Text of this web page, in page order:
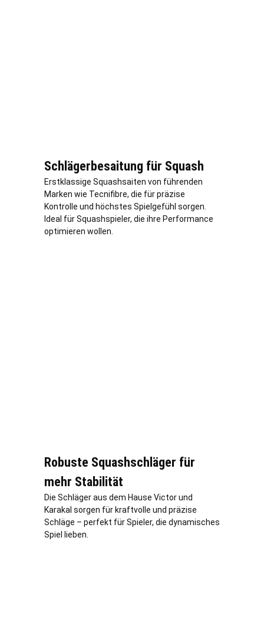
Schlägerbesaitung für Squash
Erstklassige Squashsaiten von führenden
Marken wie Tecnifibre, die für präzise
Kontrolle und höchstes Spielgefühl sorgen.
Ideal für Squashspieler, die ihre Performance
optimieren wollen.
Robuste Squashschläger für
mehr Stabilität
Die Schläger aus dem Hause Victor und
Karakal sorgen für kraftvolle und präzise
Schläge – perfekt für Spieler, die dynamisches
Spiel lieben.